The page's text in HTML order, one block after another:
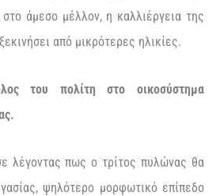
άμεσο μέλλον, η καλλιέργεια της
από μικρότερες ηλικίες.
του πολίτη στο οικοσύστημα
λέγοντας πως ο τρίτος πυλώνας θα
ψηλότερο μορφωτικό επίπεδο